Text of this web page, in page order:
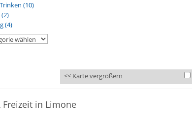
(10)
(4)
<< Karte vergrößern
Freizeit in Limone